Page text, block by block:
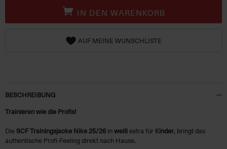
IN DEN WARENKORB
AUF MEINE WUNSCHLISTE
BESCHREIBUNG
Trainieren wie die Profis!
Die SCF Trainingsjacke Nike 25/26 inweißextra für Kinder, bringt das
authentische Profi-Feeling direkt nach Hause.